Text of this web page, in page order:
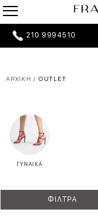
210 9994510
ΑΡΧΙΚΗ / OUTLET
ΓΥΝΑΙΚΑ
ΦΙΛΤΡΑ